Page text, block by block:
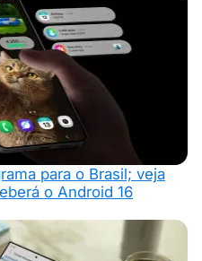
para o Brasil; veja
o Android 16